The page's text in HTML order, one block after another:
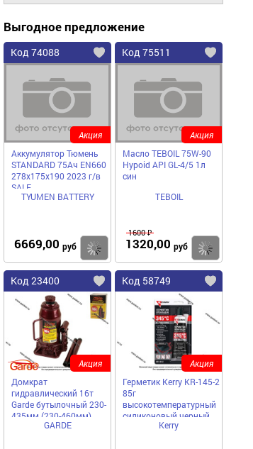
Выгодное предложение
Код 74088
Аккумулятор Тюмень
STANDARD 75Ач EN660
278х175х190 2023 г/в
SALE
TYUMEN BATTERY
6669,00 руб Купить
Акция
Код 75511
Масло TEBOIL 75W-90
Hypoid API GL-4/5 1л
син
TEBOIL
1600 ₽
1320,00 руб
Акция
Код 23400
Домкрат
гидравлический 16т
Garde бутылочный 230-
435мм (230-460мм)
GARDE
Акция
Код 58749
Герметик Kerry KR-145-2
85г
высокотемпературный
силиконовый черный
Kerry
Акция